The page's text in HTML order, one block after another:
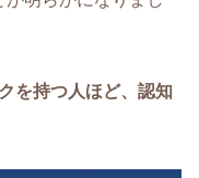
を持つ人ほど、認知